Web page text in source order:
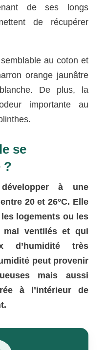
de ses longs
de récupérer
au coton et
orange jaunâtre
De plus, la
importante au
se
?
à une
20 et 26°C. Elle
logements ou les
ventilés et qui
d’humidité très
peut provenir
mais aussi
à l’intérieur de